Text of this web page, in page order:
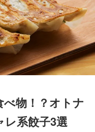
物！？オトナ
系餃子3選